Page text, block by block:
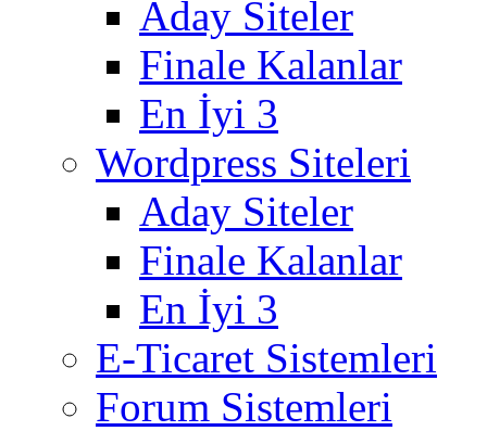
Aday Siteler
Finale Kalanlar
En İyi 3
Wordpress Siteleri
Aday Siteler
Finale Kalanlar
En İyi 3
E-Ticaret Sistemleri
Forum Sistemleri